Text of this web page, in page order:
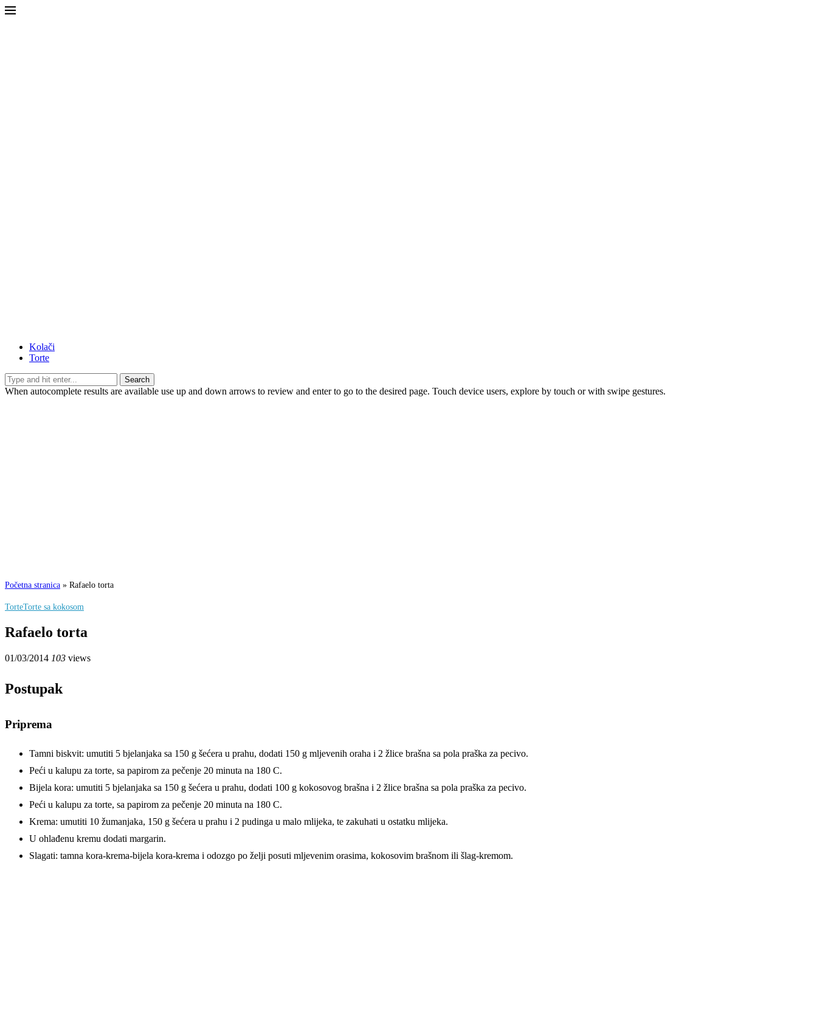
Kolači
Torte
Search
When autocomplete results are available use up and down arrows to review and enter to go to the desired page. Touch device users, explore by touch or with swipe gestures.
Početna stranica » Rafaelo torta
TorteTorte sa kokosom
Rafaelo torta
01/03/2014 103 views
Postupak
Priprema
Tamni biskvit: umutiti 5 bjelanjaka sa 150 g šećera u prahu, dodati 150 g mljevenih oraha i 2 žlice brašna sa pola praška za pecivo.
Peći u kalupu za torte, sa papirom za pečenje 20 minuta na 180 C.
Bijela kora: umutiti 5 bjelanjaka sa 150 g šećera u prahu, dodati 100 g kokosovog brašna i 2 žlice brašna sa pola praška za pecivo.
Peći u kalupu za torte, sa papirom za pečenje 20 minuta na 180 C.
Krema: umutiti 10 žumanjaka, 150 g šećera u prahu i 2 pudinga u malo mlijeka, te zakuhati u ostatku mlijeka.
U ohlađenu kremu dodati margarin.
Slagati: tamna kora-krema-bijela kora-krema i odozgo po želji posuti mljevenim orasima, kokosovim brašnom ili šlag-kremom.